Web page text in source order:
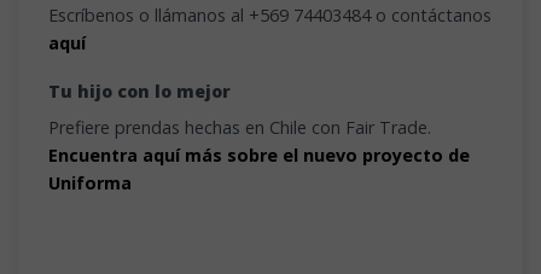
Escríbenos o llámanos al +569 74403484 o contáctanos
aquí
Tu hijo con lo mejor
Prefiere prendas hechas en Chile con Fair Trade.
Encuentra aquí más sobre el nuevo proyecto de
Uniforma